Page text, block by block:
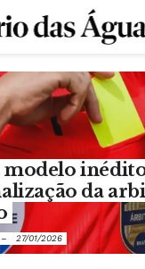
modelo
da
27/01/2026